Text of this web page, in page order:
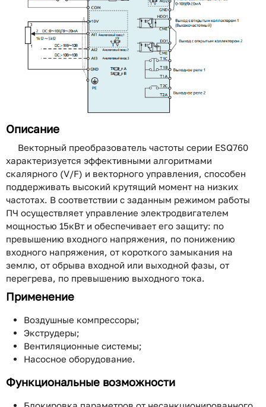
Описание
Векторный преобразователь частоты серии ESQ760
характеризуется эффективными алгоритмами
скалярного (V/F) и векторного управления, способен
поддерживать высокий крутящий момент на низких
частотах. В соответствии с заданным режимом работы
ПЧ осуществляет управление электродвигателем
мощностью 15кВт и обеспечивает его защиту: по
превышению входного напряжения, по понижению
входного напряжения, от короткого замыкания на
землю, от обрыва входной или выходной фазы, от
перегрева, по превышению выходного тока.
Применение
Воздушные компрессоры;
Экструдеры;
Вентиляционные системы;
Насосное оборудование.
Функциональные возможности